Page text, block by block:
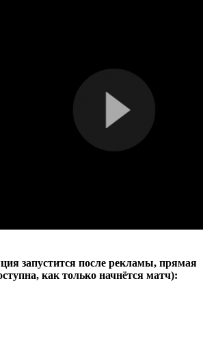
запустится после рекламы, прямая
как только начнётся матч):